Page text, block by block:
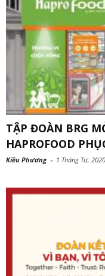
TẬP ĐOÀN BRG
HAPROFOOD
Kiều Phương - 1 Tháng Tư, 2020